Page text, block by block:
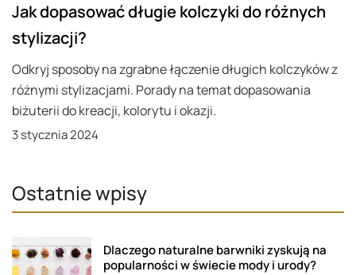
Jak dopasować długie kolczyki do różnych
stylizacji?
Odkryj sposoby na zgrabne łączenie długich kolczyków z
różnymi stylizacjami. Porady na temat dopasowania
biżuterii do kreacji, kolorytu i okazji.
3 stycznia 2024
Ostatnie wpisy
Dlaczego naturalne barwniki zyskują na
popularności w świecie mody i urody?